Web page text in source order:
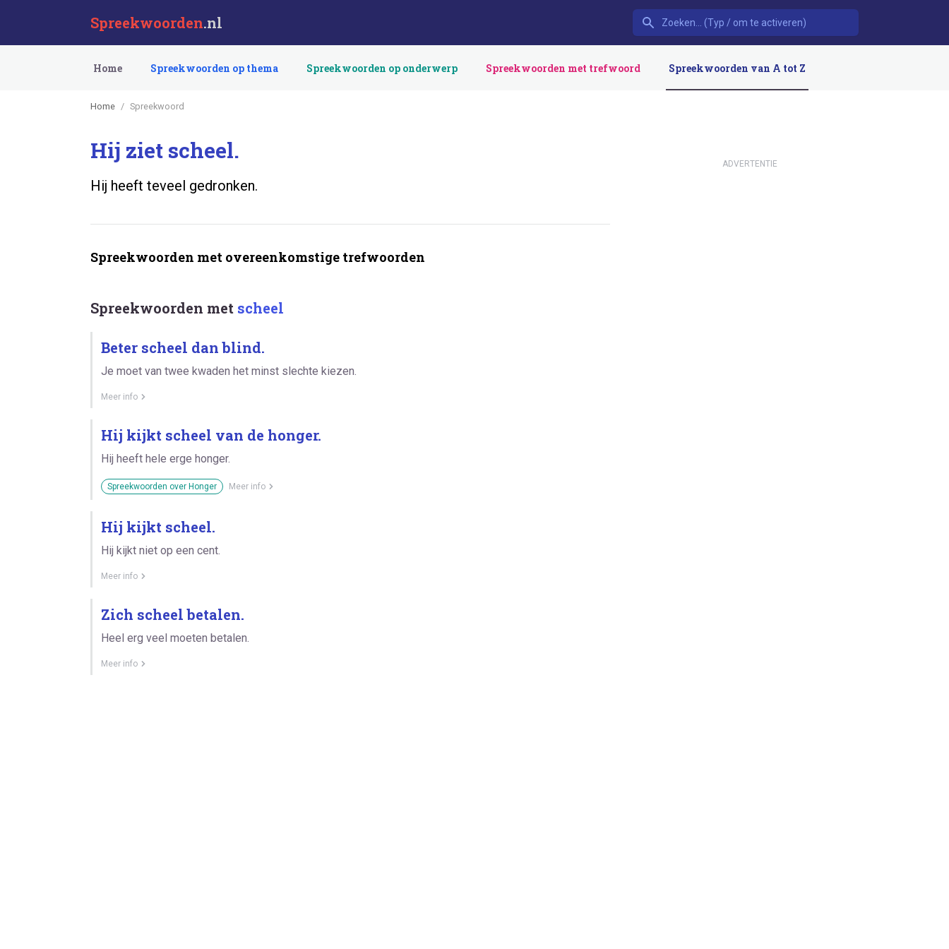
Spreekwoorden.nl
Home Spreekwoorden op thema Spreekwoorden op onderwerp Spreekwoorden met trefwoord Spreekwoorden van A tot Z
Home Spreekwoord
Hij ziet scheel.
Hij heeft teveel gedronken.
Spreekwoorden met overeenkomstige trefwoorden
Spreekwoorden met scheel
Beter scheel dan blind.
Je moet van twee kwaden het minst slechte kiezen.
Meer info
Hij kijkt scheel van de honger.
Hij heeft hele erge honger.
Spreekwoorden over Honger Meer info
Hij kijkt scheel.
Hij kijkt niet op een cent.
Meer info
Zich scheel betalen.
Heel erg veel moeten betalen.
Meer info
ADVERTENTIE